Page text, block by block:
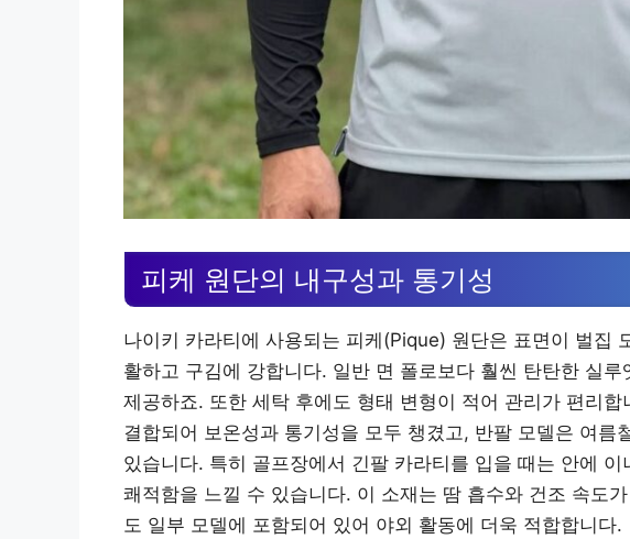
피케 원단의 내구성과 통기성
나이키 카라티에 사용되는 피케(Pique) 원단은 표면이 벌집
활하고 구김에 강합니다. 일반 면 폴로보다 훨씬 탄탄한 실
제공하죠. 또한 세탁 후에도 형태 변형이 적어 관리가 편리
결합되어 보온성과 통기성을 모두 챙겼고, 반팔 모델은 여름
있습니다. 특히 골프장에서 긴팔 카라티를 입을 때는 안에
쾌적함을 느낄 수 있습니다. 이 소재는 땀 흡수와 건조 속도
도 일부 모델에 포함되어 있어 야외 활동에 더욱 적합합니다.